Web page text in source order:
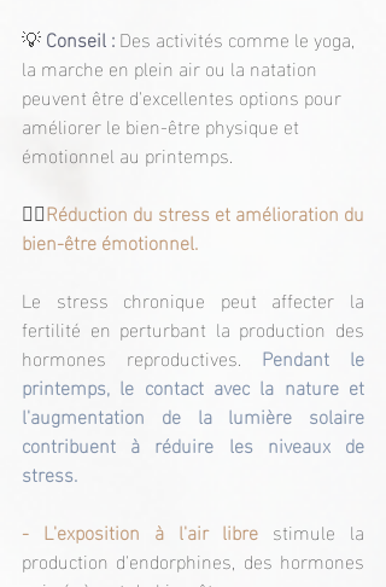
💡 Conseil : Des activités comme le yoga,
la marche en plein air ou la natation
peuvent être d'excellentes options pour
améliorer le bien-être physique et
émotionnel au printemps.
🧘‍♀️Réduction du stress et amélioration du
bien-être émotionnel.
Le stress chronique peut affecter la
fertilité en perturbant la production des
hormones reproductives. Pendant le
printemps, le contact avec la nature et
l'augmentation de la lumière solaire
contribuent à réduire les niveaux de
stress.
- L'exposition à l'air libre stimule la
production d'endorphines, des hormones